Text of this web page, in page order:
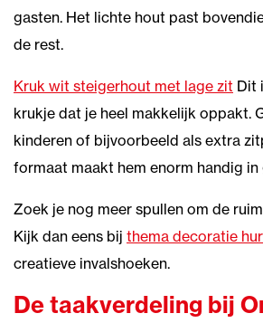
gasten. Het lichte hout past
de rest.
Kruk wit steigerhout met lage zit Dit
krukje dat je heel makkelijk oppakt.
kinderen of bijvoorbeeld als extra
formaat maakt hem enorm handig in
Zoek je nog meer spullen om de
Kijk dan eens bij thema decoratie
creatieve invalshoeken.
De taakverdeling bij